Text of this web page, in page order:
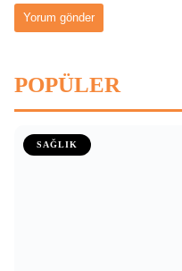
POPÜLER
SAĞLIK